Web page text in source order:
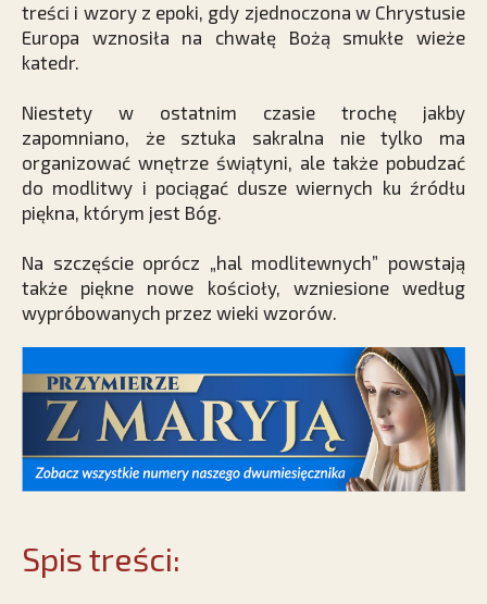
treści i wzory z epoki, gdy zjednoczona w Chrystusie
Europa wznosiła na chwałę Bożą smukłe wieże
katedr.
Niestety w ostatnim czasie trochę jakby
zapomniano, że sztuka sakralna nie tylko ma
organizować wnętrze świątyni, ale także pobudzać
do modlitwy i pociągać dusze wiernych ku źródłu
piękna, którym jest Bóg.
Na szczęście oprócz „hal modlitewnych” powstają
także piękne nowe kościoły, wzniesione według
wypróbowanych przez wieki wzorów.
Spis treści: